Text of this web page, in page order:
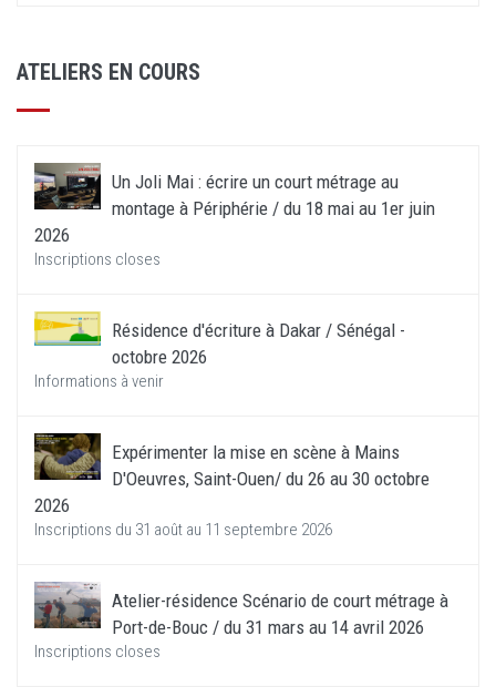
ATELIERS EN COURS
Un Joli Mai : écrire un court métrage au
montage à Périphérie / du 18 mai au 1er juin
2026
Inscriptions closes
Résidence d'écriture à Dakar / Sénégal -
octobre 2026
Informations à venir
Expérimenter la mise en scène à Mains
D'Oeuvres, Saint-Ouen/ du 26 au 30 octobre
2026
Inscriptions du 31 août au 11 septembre 2026
Atelier-résidence Scénario de court métrage à
Port-de-Bouc / du 31 mars au 14 avril 2026
Inscriptions closes